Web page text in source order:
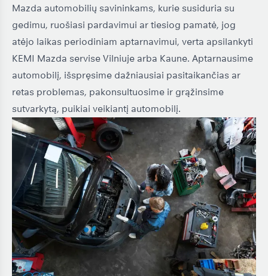
Mazda automobilių savininkams, kurie susiduria su
gedimu, ruošiasi pardavimui ar tiesiog pamatė, jog
atėjo laikas periodiniam aptarnavimui, verta apsilankyti
KEMI Mazda servise Vilniuje arba Kaune. Aptarnausime
automobilį, išspręsime dažniausiai pasitaikančias ar
retas problemas, pakonsultuosime ir grąžinsime
sutvarkytą, puikiai veikiantį automobilį.